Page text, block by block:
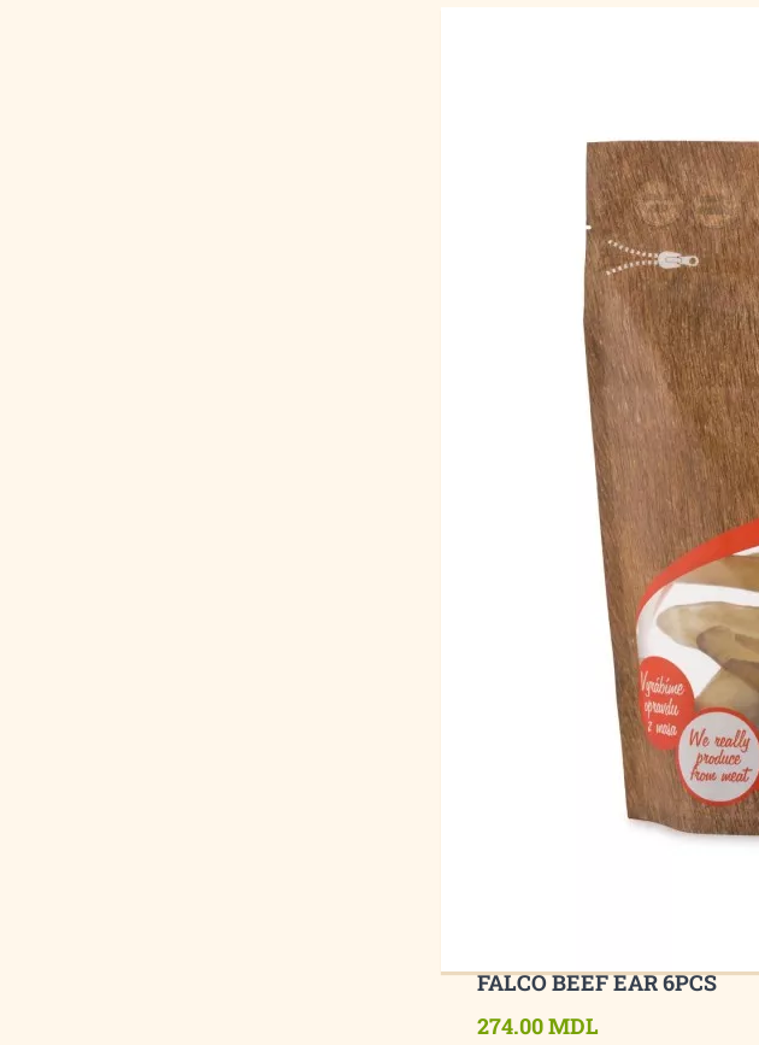
FALCO BEEF EAR 6PCS
274.00 MDL